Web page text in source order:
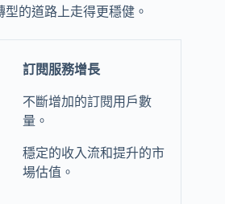
的道路上走得更穩健。
訂閱服務增長
不斷增加的訂閱用戶數
量。
穩定的收入流和提升的市
場估值。